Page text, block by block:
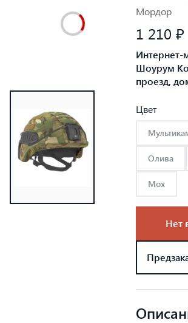
Мордор
1 210 ₽
Интернет-
Шоурум
проезд,
Цвет
Олива
Мох
Нет